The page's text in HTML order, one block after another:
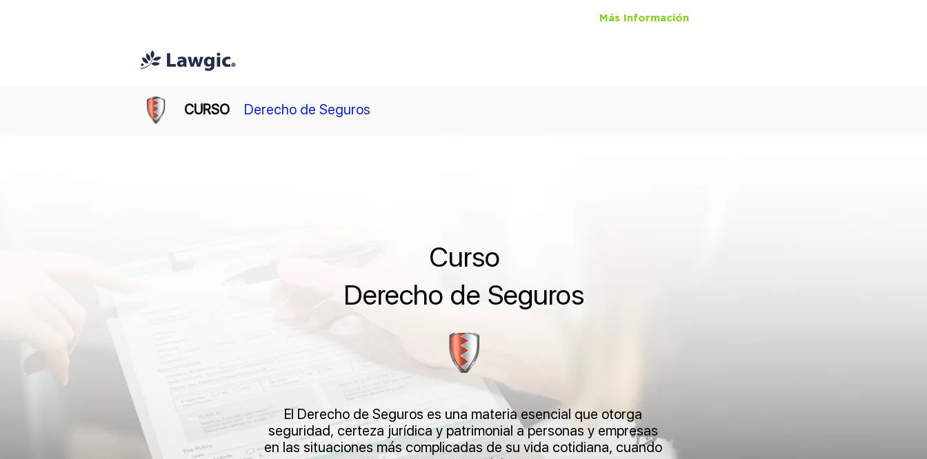
Más Información
CURSO Derecho de Seguros
Curso
Derecho de Seguros
El Derecho de Seguros es una materia esencial que otorga
seguridad, certeza jurídica y patrimonial a personas y empresas
en las situaciones más complicadas de su vida cotidiana, cuando